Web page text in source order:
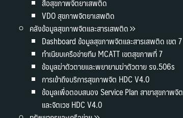
สื่อสุขภาพจิตยาเสพติด
VDO สุขภาพจิตยาเสพติด
คลังข้อมูลสุขภาพจิตและสารเสพติด
Dashboard ข้อมูลสุขภาพจิตและสารเสพติด เขต 7
ทำเนียบเครือข่ายทีม MCATT เขตสุขภาพที่ 7
ข้อมูลฆ่าตัวตายและพยายามฆ่าตัวตาย รง.506s
การเข้าถึงบริการสุขภาพจิต HDC V4.0
ข้อมูลเพื่อตอบสนอง Service Plan สาขาสุขภาพจิต
และจิตเวช HDC V4.0